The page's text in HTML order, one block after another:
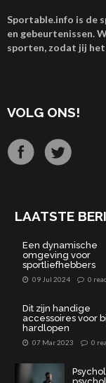
Sportable.info is de
en gebeurtenissen.
sporten, zodat jij
VOLG ONS!
LAATSTE
Een dynamische
omgeving voor
sportliefhebbers
09 Jul 2024 0
Dit zijn handige
accessoires voor
hardlopen
07 Mar 2023 0